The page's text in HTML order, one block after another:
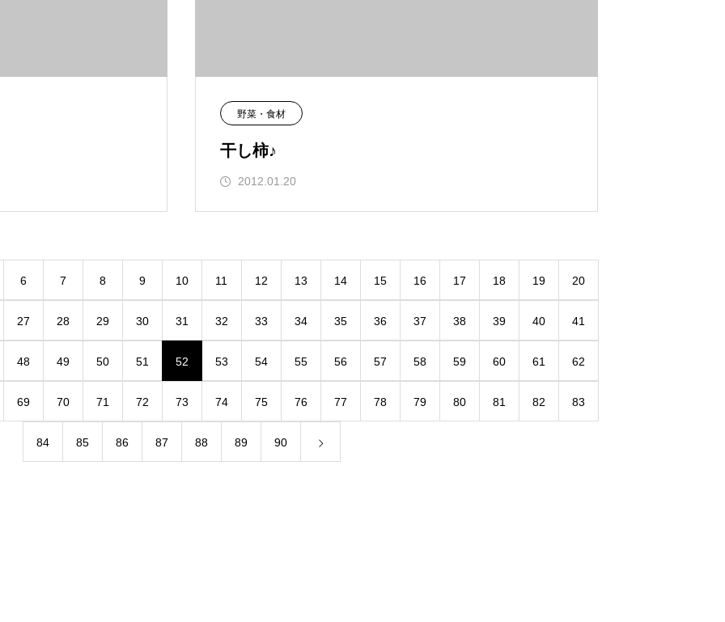
野菜・食材
干し柿♪
2012.01.20
6 7 8 9 10 11 12 13 14 15 16 17 18 19 20
27 28 29 30 31 32 33 34 35 36 37 38 39 40 41
48 49 50 51 52 53 54 55 56 57 58 59 60 61 62
69 70 71 72 73 74 75 76 77 78 79 80 81 82 83
84 85 86 87 88 89 90